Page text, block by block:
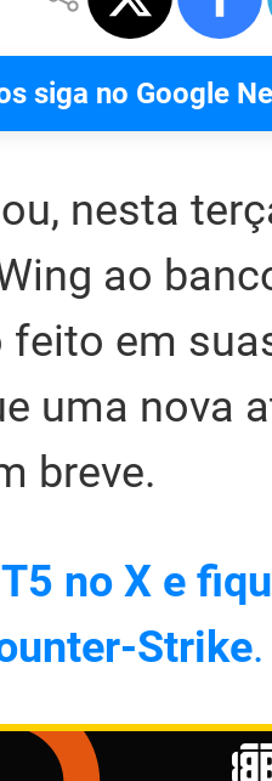
siga no Google
nesta
ao
em
uma nova
breve.
no X e
Strike.